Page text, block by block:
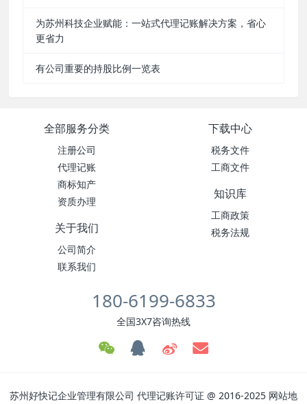
为苏州科技企业赋能：一站式代理记账解决方案，省心
更省力
有公司重要的持股比例一览表
全部服务分类
注册公司
代理记账
商标知产
资质办理
下载中心
税务文件
工商文件
知识库
工商政策
税务法规
关于我们
公司简介
联系我们
180-6199-6833
全国3X7咨询热线
苏州好快记企业管理有限公司 代理记账许可证 @ 2016-2025 网站地